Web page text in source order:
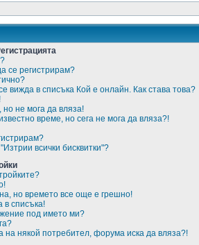
се регистрирам?
вижда в списъка Кой е онлайн. Как става това?
но не мога да вляза!
време, но сега не мога да вляза?!
всички бисквитки"?
но времето все още е грешно!
в списъка!
под името ми?
на някой потребител, форума иска да вляза?!